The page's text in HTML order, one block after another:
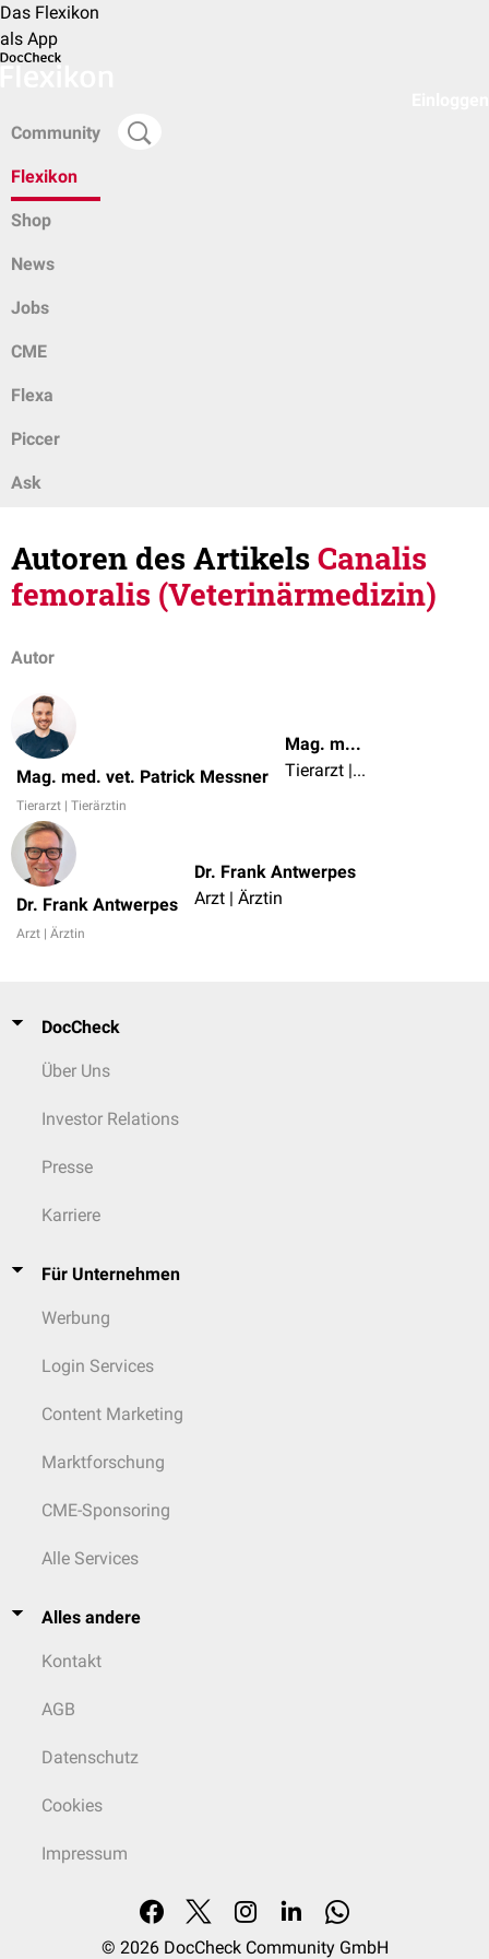
Das Flexikon
als App
Community
Flexikon
Shop
News
Jobs
CME
Flexa
Piccer
Ask
Autoren des ArtikelsCanalis
femoralis (Veterinärmedizin)
Autor
Mag. med. vet. Patrick Messner
Tierarzt | Tierärztin
Mag. med. vet. Patrick Messner
Tierarzt | Tierärztin
Dr. Frank Antwerpes
Arzt | Ärztin
Dr. Frank Antwerpes
Arzt | Ärztin
DocCheck
Über Uns
Investor Relations
Presse
Karriere
Für Unternehmen
Werbung
Login Services
Content Marketing
Marktforschung
CME-Sponsoring
Alle Services
Alles andere
Kontakt
AGB
Datenschutz
Cookies
Impressum
© 2026 DocCheck Community GmbH